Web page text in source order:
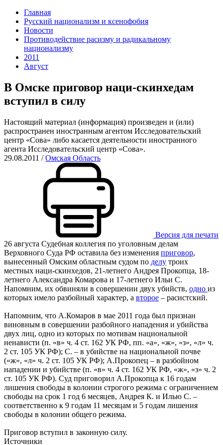
Главная
Русский национализм и ксенофобия
Новости
Противодействие расизму и радикальному
национализму
2011
Август
В Омске приговор наци-скинхедам
вступил в силу
Настоящий материал (информация) произведен и (или)
распространен иностранным агентом Исследовательский
центр «Сова» либо касается деятельности иностранного
агента Исследовательский центр «Сова».
29.08.2011 /Омская Область
Версия для печати
26 августа Судебная коллегия по уголовным делам
Верховного Суда РФ оставила без изменения приговор,
вынесенный Омским областным судом по делу троих
местных наци-скинхедов, 21-летнего Андрея Прокопца, 18-
летнего Александра Комарова и 17-летнего Ильи С.
Напомним, их обвиняли в совершении двух убийств, одно из
которых имело разбойный характер, а второе – расистский.
Напомним, что А.Комаров в мае 2011 года был признан
виновным в совершении разбойного нападения и убийства
двух лиц, одно из которых по мотивам национальной
ненависти (п. «в» ч. 4 ст. 162 УК РФ, пп. «а», «ж», «з», «л» ч.
2 ст. 105 УК РФ); С. – в убийстве на национальной почве
(«ж», «л» ч. 2 ст. 105 УК РФ); А.Прокопец – в разбойном
нападении и убийстве (п. «в» ч. 4 ст. 162 УК РФ, «ж», «з» ч. 2
ст. 105 УК РФ). Суд приговорил А.Прокопца к 16 годам
лишения свободы в колонии строгого режима с ограничением
свободы на срок 1 год 6 месяцев, Андрея К. и Илью С. –
соответственно к 9 годам 11 месяцам и 5 годам лишения
свободы в колонии общего режима.
Приговор вступил в законную силу.
Источники